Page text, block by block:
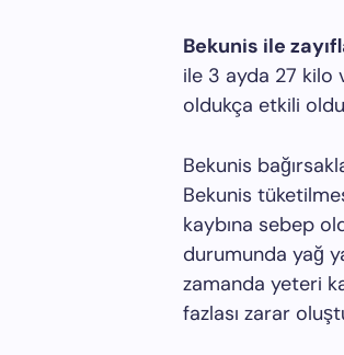
Bekunis ile
ile 3 ayda 27 kilo
oldukça etkili
Bekunis
Bekunis
kaybına sebep
durumunda yağ
zamanda yeteri
fazlası zarar